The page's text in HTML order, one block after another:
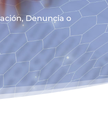
Denuncia o